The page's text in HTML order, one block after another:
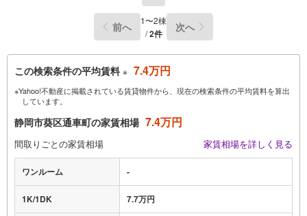
前へ
1〜2棟
/2件 次へ
この検索条件の平均賃料 ※ 7.4万円
※Yahoo!不動産に掲載されている賃貸物件から、現在の検索条件の平均賃料を算出
しています。
静岡市葵区通車町の家賃相場 7.4万円
間取りごとの家賃相場 家賃相場を詳しく見る
ワンルーム -
1K/1DK 7.7万円